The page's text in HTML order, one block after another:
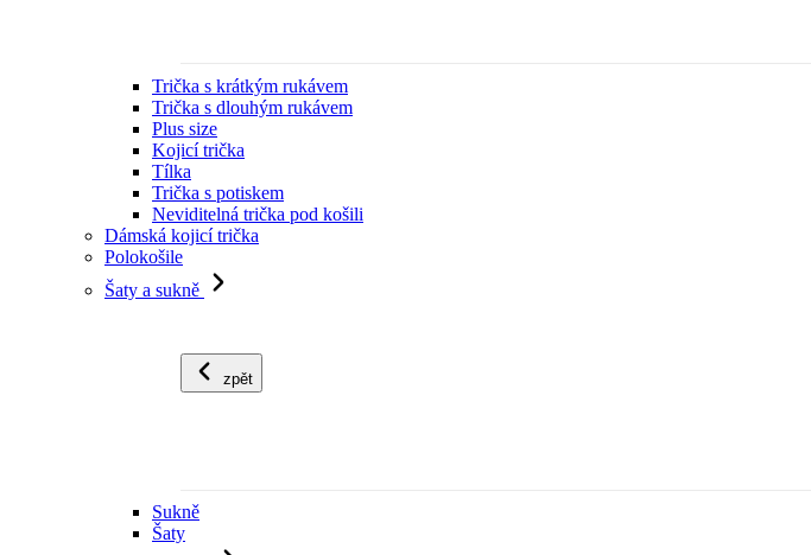
Trička s krátkým rukávem
Trička s dlouhým rukávem
Plus size
Kojicí trička
Tílka
Trička s potiskem
Neviditelná trička pod košili
Dámská kojicí trička
Polokošile
Šaty a sukně
zpět
Sukně
Šaty